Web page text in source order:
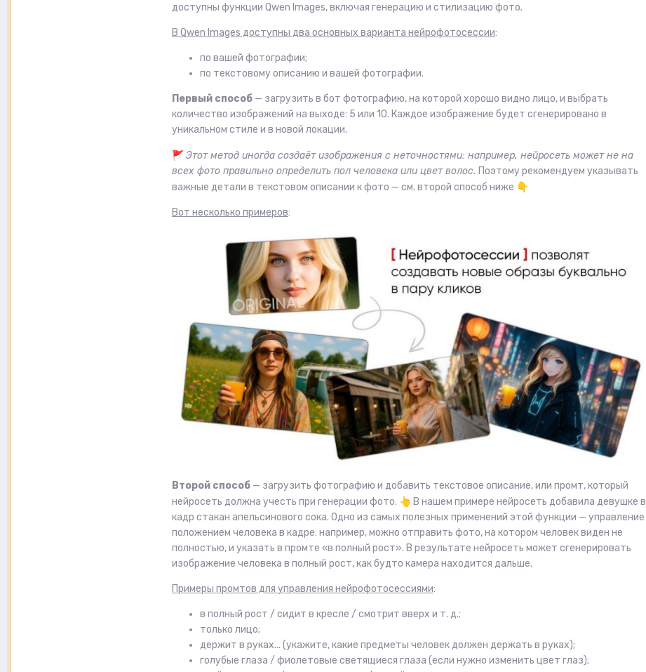
доступны функции Qwen Images, включая генерацию и стилизацию фото.
В Qwen Images доступны два основных варианта нейрофотосессии:
по вашей фотографии;
по текстовому описанию и вашей фотографии.
Первый способ — загрузить в бот фотографию, на которой хорошо видно лицо, и выбрать
количество изображений на выходе: 5 или 10. Каждое изображение будет сгенерировано в
уникальном стиле и в новой локации.
🚩 Этот метод иногда создаёт изображения с неточностями: например, нейросеть может не на
всех фото правильно определить пол человека или цвет волос. Поэтому рекомендуем указывать
важные детали в текстовом описании к фото — см. второй способ ниже 👇
Вот несколько примеров:
Второй способ — загрузить фотографию и добавить текстовое описание, или промт, который
нейросеть должна учесть при генерации фото. 👆 В нашем примере нейросеть добавила девушке в
кадр стакан апельсинового сока. Одно из самых полезных применений этой функции — управление
положением человека в кадре: например, можно отправить фото, на котором человек виден не
полностью, и указать в промте «в полный рост». В результате нейросеть может сгенерировать
изображение человека в полный рост, как будто камера находится дальше.
Примеры промтов для управления нейрофотосессиями:
в полный рост / сидит в кресле / смотрит вверх и т. д.;
только лицо;
держит в руках... (укажите, какие предметы человек должен держать в руках);
голубые глаза / фиолетовые светящиеся глаза (если нужно изменить цвет глаз);